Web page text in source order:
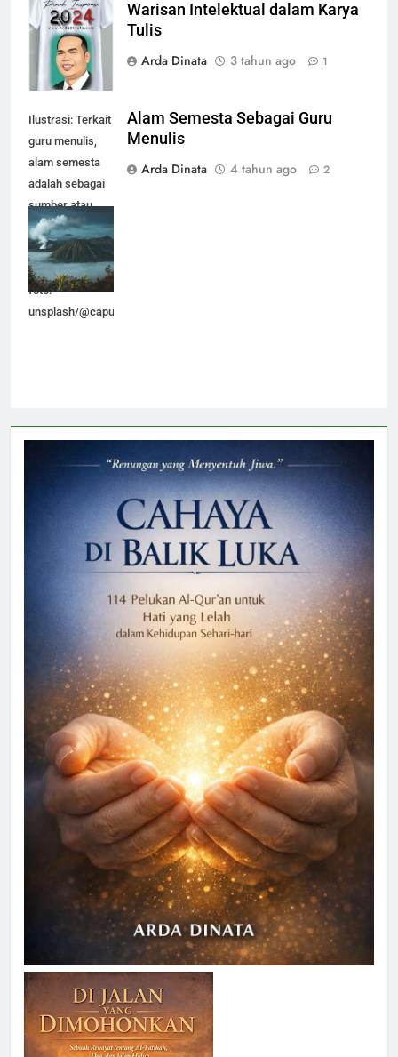
Motivasi
Warisan Intelektual dalam Karya
Tulis
Arda Dinata
3 tahun ago 1
Ilustrasi: Terkait
guru menulis,
alam semesta
adalah sebagai
sumber atau
inspirasi dalam
melahirkan
tulisan (sumber
foto:
unsplash/@capunk77).
Alam Semesta Sebagai Guru
Menulis
Arda Dinata
4 tahun ago 2